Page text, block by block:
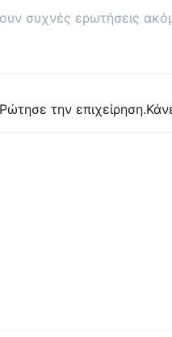
συχνές ερωτήσεις
την επιχείρηση.